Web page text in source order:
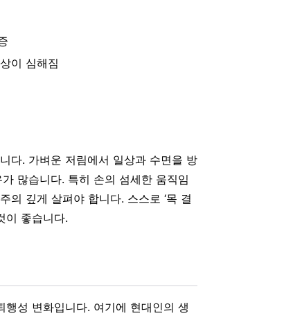
이 심해짐
다. 가벼운 저림에서 일상과 수면을 방
많습니다. 특히 손의 섬세한 움직임
의 깊게 살펴야 합니다. 스스로 ‘목 결
이 좋습니다.
성 변화입니다. 여기에 현대인의 생